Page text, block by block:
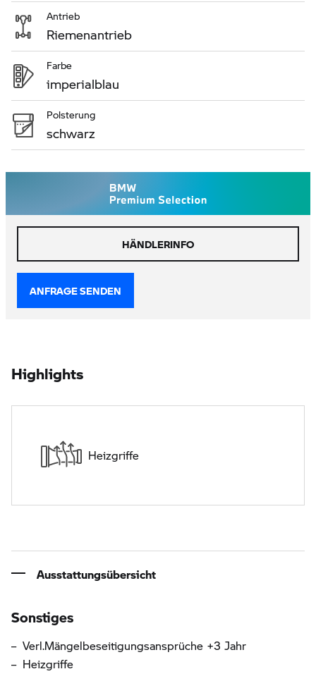
Antrieb
Riemenantrieb
Farbe
imperialblau
Polsterung
schwarz
HÄNDLERINFO
ANFRAGE SENDEN
Highlights
Heizgriffe
Ausstattungsübersicht
Informationen über die Ausstattung
Sonstiges
Verl.Mängelbeseitigungsansprüche +3 Jahr
Heizgriffe